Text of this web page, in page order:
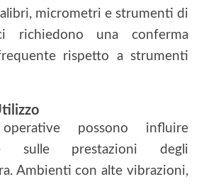
micrometri e strumenti di
richiedono una conferma
rispetto a strumenti
possono influire
sulle prestazioni degli
Ambienti con alte vibrazioni,